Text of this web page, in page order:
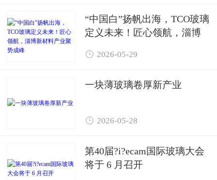
“中国白”扬帆出海，TCO玻璃
定义未来！匠心领航，淄博
 2026-05-29
一块薄玻璃卷厚新产业
 2026-05-28
第40届?i?ecam国际玻璃大会
将于 6 月召开